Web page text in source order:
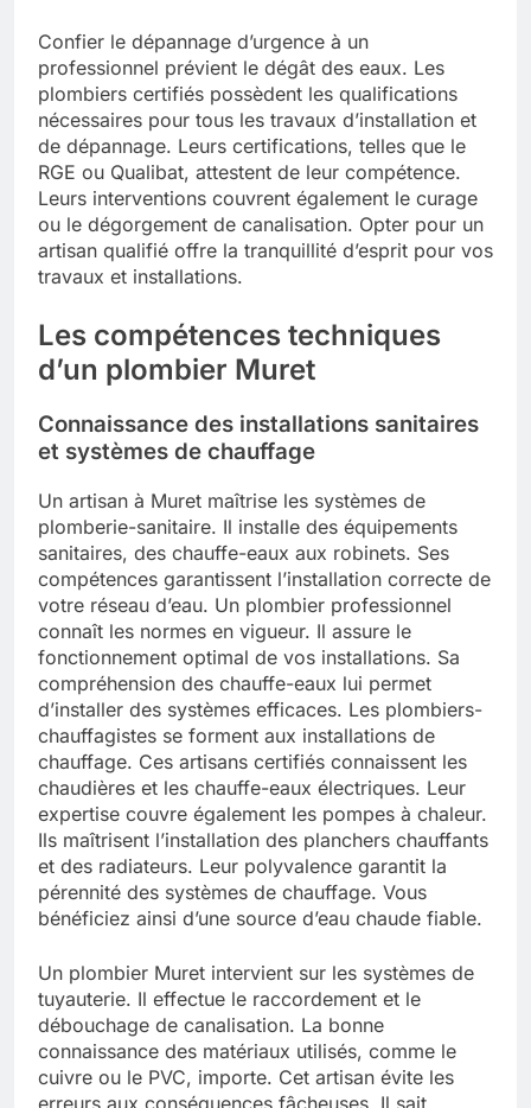
Confier le dépannage d’urgence à un
professionnel prévient le dégât des eaux. Les
plombiers certifiés possèdent les qualifications
nécessaires pour tous les travaux d’installation et
de dépannage. Leurs certifications, telles que le
RGE ou Qualibat, attestent de leur compétence.
Leurs interventions couvrent également le curage
ou le dégorgement de canalisation. Opter pour un
artisan qualifié offre la tranquillité d’esprit pour vos
travaux et installations.
Les compétences techniques
d’un plombier Muret
Connaissance des installations sanitaires
et systèmes de chauffage
Un artisan à Muret maîtrise les systèmes de
plomberie-sanitaire. Il installe des équipements
sanitaires, des chauffe-eaux aux robinets. Ses
compétences garantissent l’installation correcte de
votre réseau d’eau. Un plombier professionnel
connaît les normes en vigueur. Il assure le
fonctionnement optimal de vos installations. Sa
compréhension des chauffe-eaux lui permet
d’installer des systèmes efficaces. Les plombiers-
chauffagistes se forment aux installations de
chauffage. Ces artisans certifiés connaissent les
chaudières et les chauffe-eaux électriques. Leur
expertise couvre également les pompes à chaleur.
Ils maîtrisent l’installation des planchers chauffants
et des radiateurs. Leur polyvalence garantit la
pérennité des systèmes de chauffage. Vous
bénéficiez ainsi d’une source d’eau chaude fiable.
Un plombier Muret intervient sur les systèmes de
tuyauterie. Il effectue le raccordement et le
débouchage de canalisation. La bonne
connaissance des matériaux utilisés, comme le
cuivre ou le PVC, importe. Cet artisan évite les
erreurs aux conséquences fâcheuses. Il sait